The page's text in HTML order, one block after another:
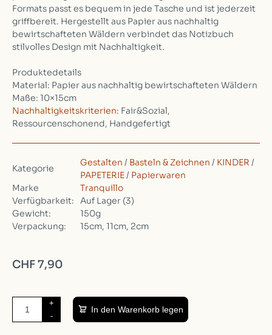
Formats passt es bequem in jede Tasche und ist jederzeit
griffbereit. Hergestellt aus Papier aus nachhaltig
bewirtschafteten Wäldern verbindet das Notizbuch
stilvolles Design mit Nachhaltigkeit.
Produktedetails
Material: Papier aus nachhaltig bewirtschafteten Wäldern
Maße: 10×15cm
Nachhaltigkeitskriterien: Fair&Sozial,
Ressourcenschonend, Handgefertigt
Kategorie
Gestalten / Basteln & Zeichnen / KINDER /
PAPETERIE/ Papierwaren
Marke
Tranquillo
Verfügbarkeit:
Auf Lager (3)
Gewicht:
150g
Verpackung:
15cm, 11cm, 2cm
CHF 7,90
+
-
In den Warenkorb legen